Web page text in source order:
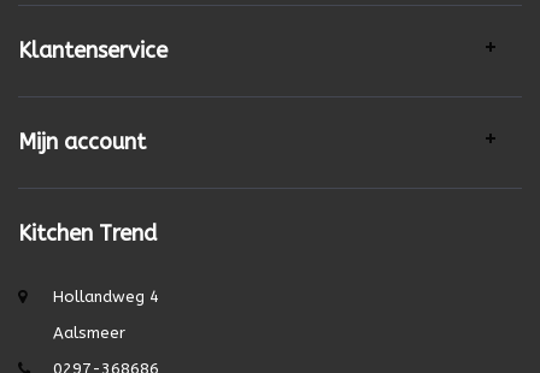
Klantenservice
Mijn account
Kitchen Trend
Hollandweg 4
Aalsmeer
0297-368686